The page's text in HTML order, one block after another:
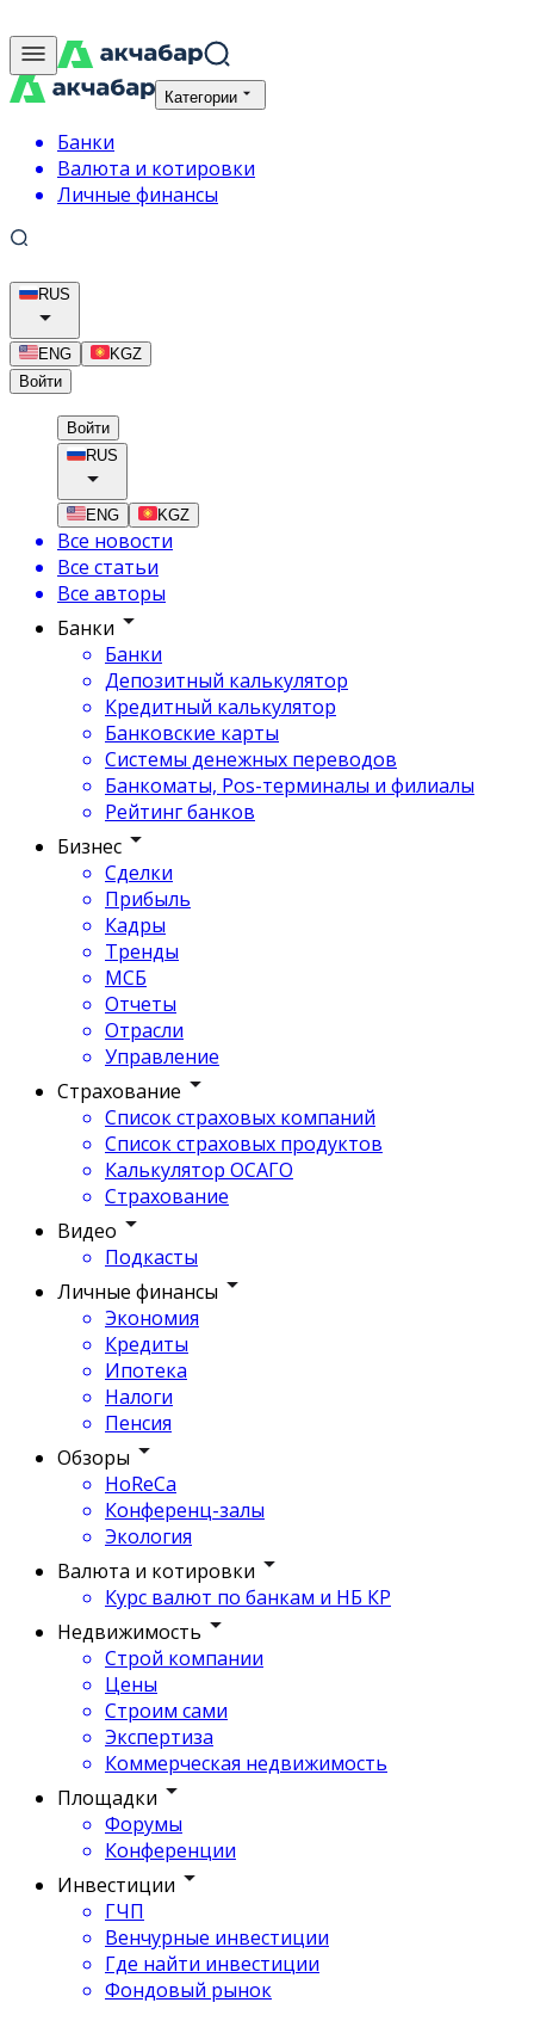
Категории
Банки
Валюта и котировки
Личные финансы
RUS
ENG
KGZ
Войти
Войти
RUS
ENG KGZ
Все новости
Все статьи
Все авторы
Банки
Банки
Депозитный калькулятор
Кредитный калькулятор
Банковские карты
Системы денежных переводов
Банкоматы, Pos-терминалы и филиалы
Рейтинг банков
Бизнес
Сделки
Прибыль
Кадры
Тренды
МСБ
Отчеты
Отрасли
Управление
Страхование
Список страховых компаний
Список страховых продуктов
Калькулятор ОСАГО
Страхование
Видео
Подкасты
Личные финансы
Экономия
Кредиты
Ипотека
Налоги
Пенсия
Обзоры
HoReCa
Конференц-залы
Экология
Валюта и котировки
Курс валют по банкам и НБ КР
Недвижимость
Строй компании
Цены
Строим сами
Экспертиза
Коммерческая недвижимость
Площадки
Форумы
Конференции
Инвестиции
ГЧП
Венчурные инвестиции
Где найти инвестиции
Фондовый рынок